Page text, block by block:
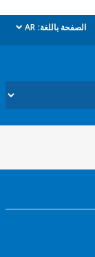
باللغة: AR
dropdown